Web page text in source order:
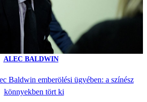
ALEC BALDWIN
Baldwin emberölési ügyében: a színész
könnyekben tört ki